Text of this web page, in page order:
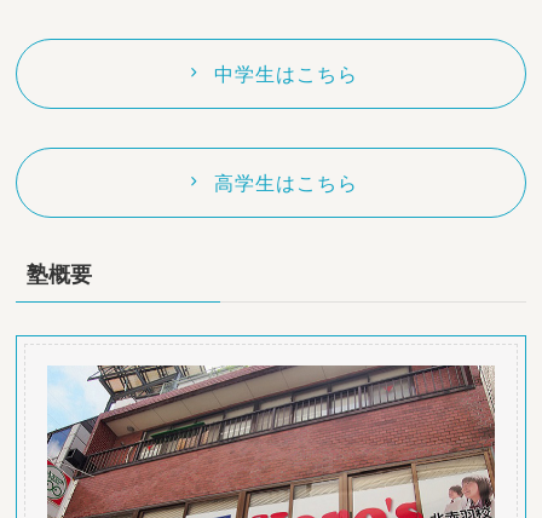
中学生はこちら
高学生はこちら
塾概要